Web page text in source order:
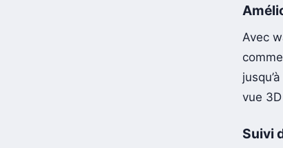
Avec
vue
Suivi